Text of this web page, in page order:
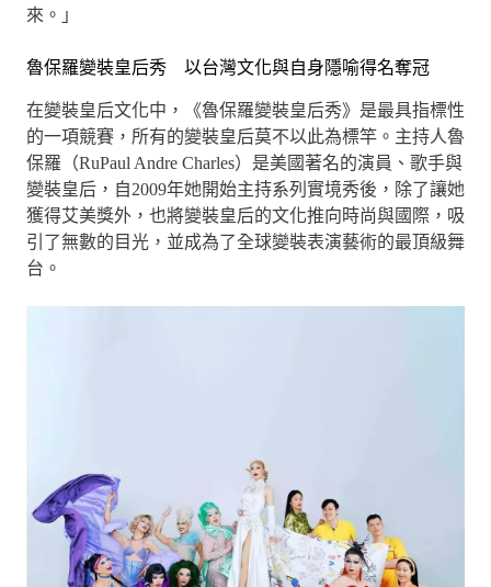
來。」
魯保羅變裝皇后秀 以台灣文化與自身隱喻得名奪冠
在變裝皇后文化中，《魯保羅變裝皇后秀》是最具指標性
的一項競賽，所有的變裝皇后莫不以此為標竿。主持人魯
保羅（RuPaul Andre Charles）是美國著名的演員、歌手與
變裝皇后，自2009年她開始主持系列實境秀後，除了讓她
獲得艾美獎外，也將變裝皇后的文化推向時尚與國際，吸
引了無數的目光，並成為了全球變裝表演藝術的最頂級舞
台。